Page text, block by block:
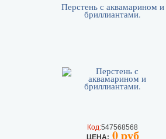
Перстень с аквамарином и
бриллиантами.
Код:547568568
ЦEHA: 0 руб